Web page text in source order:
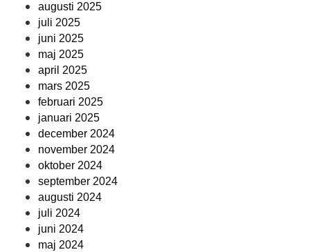
augusti 2025
juli 2025
juni 2025
maj 2025
april 2025
mars 2025
februari 2025
januari 2025
december 2024
november 2024
oktober 2024
september 2024
augusti 2024
juli 2024
juni 2024
maj 2024